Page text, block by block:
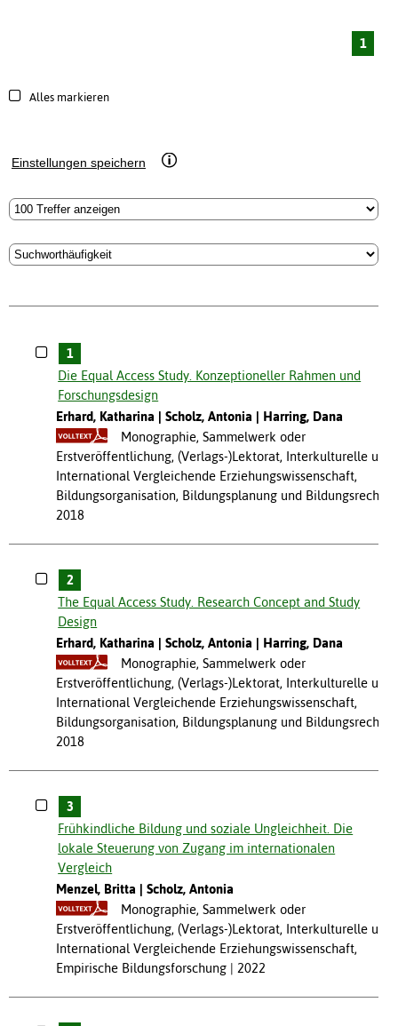
1
Alles markieren
Einstellungen speichern
1
Die Equal Access Study. Konzeptioneller Rahmen und
Forschungsdesign
Erhard, Katharina
Scholz, Antonia
Harring, Dana
Monographie, Sammelwerk oder
Erstveröffentlichung, (Verlags-)Lektorat, Interkulturelle und
International Vergleichende Erziehungswissenschaft,
Bildungsorganisation, Bildungsplanung und Bildungsrecht
2018
2
The Equal Access Study. Research Concept and Study
Design
Erhard, Katharina
Scholz, Antonia
Harring, Dana
Monographie, Sammelwerk oder
Erstveröffentlichung, (Verlags-)Lektorat, Interkulturelle und
International Vergleichende Erziehungswissenschaft,
Bildungsorganisation, Bildungsplanung und Bildungsrecht
2018
3
Frühkindliche Bildung und soziale Ungleichheit. Die
lokale Steuerung von Zugang im internationalen
Vergleich
Menzel, Britta
Scholz, Antonia
Monographie, Sammelwerk oder
Erstveröffentlichung, (Verlags-)Lektorat, Interkulturelle und
International Vergleichende Erziehungswissenschaft,
Empirische Bildungsforschung
2022